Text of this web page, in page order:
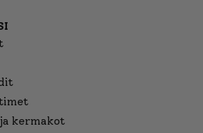
kermakot